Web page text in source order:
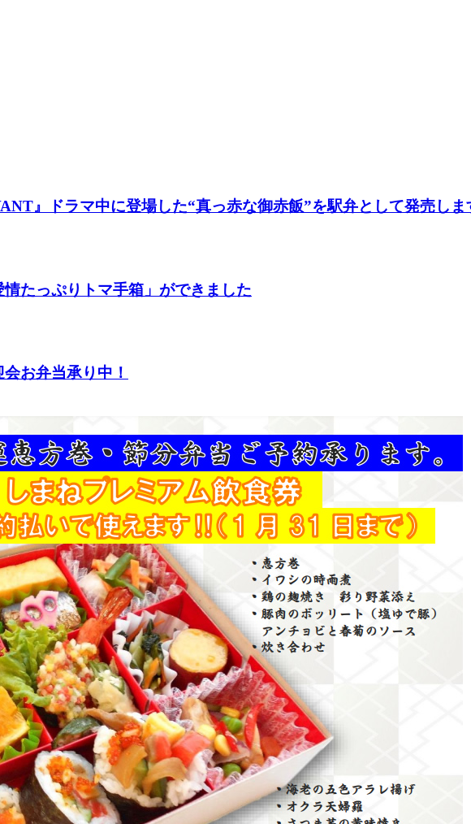
』ドラマ中に登場した“真っ赤な御赤飯”を駅弁として発売しま
たっぷりトマ手箱」ができました
お弁当承り中！